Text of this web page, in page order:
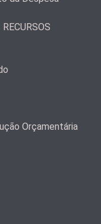
Orçamentária